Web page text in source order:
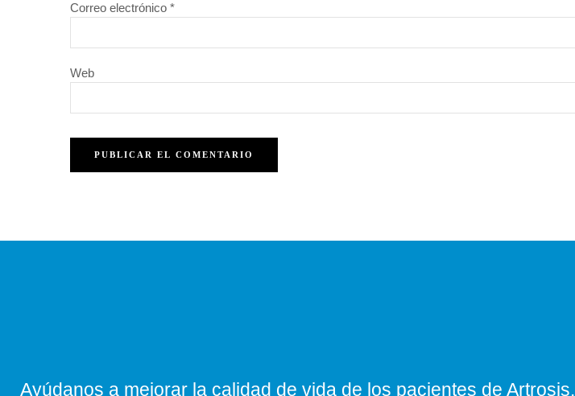
Correo electrónico *
Web
Ayúdanos a mejorar la calidad de vida de los pacientes de Artrosis.